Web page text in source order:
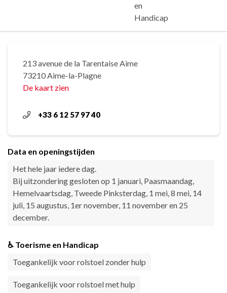
en
Handicap
213 avenue de la Tarentaise Aime
73210 Aime-la-Plagne
De kaart zien
+33 6 12 57 97 40
Data en openingstijden
Het hele jaar iedere dag.
Bij uitzondering gesloten op 1 januari, Paasmaandag,
Hemelvaartsdag, Tweede Pinksterdag, 1 mei, 8 mei, 14
juli, 15 augustus, 1er november, 11 november en 25
december.
♿ Toerisme en Handicap
Toegankelijk voor rolstoel zonder hulp
Toegankelijk voor rolstoel met hulp